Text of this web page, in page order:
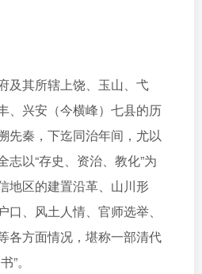
及其所辖上饶、玉山、弋
、兴安（今横峰）七县的历
先秦，下迄同治年间，尤以
志以“存史、资治、教化”为
地区的建置沿革、山川形
、风土人情、官师选举、
各方面情况，堪称一部清代
”。